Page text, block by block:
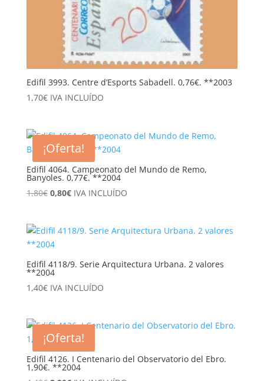
Edifil 3993. Centre d’Esports Sabadell. 0,76€. **2003
1,70€ IVA INCLUÍDO
¡Oferta!
Edifil 4064. Campeonato del Mundo de Remo,
Banyoles. 0,77€. **2004
1,80€ El
era:
1,80€.
0,80€El
es:
IVA INCLUÍDO
Edifil 4118/9. Serie Arquitectura Urbana. 2 valores
**2004
1,40€ IVA INCLUÍDO
¡Oferta!
Edifil 4126. I Centenario del Observatorio del Ebro.
1,90€. **2004